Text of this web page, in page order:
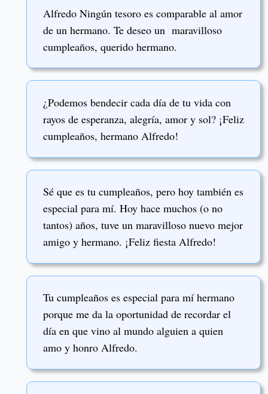
Alfredo Ningún tesoro es comparable al amor
de un hermano. Te deseo un maravilloso
cumpleaños, querido hermano.
¿Podemos bendecir cada día de tu vida con
rayos de esperanza, alegría, amor y sol? ¡Feliz
cumpleaños, hermano Alfredo!
Sé que es tu cumpleaños, pero hoy también es
especial para mí. Hoy hace muchos (o no
tantos) años, tuve un maravilloso nuevo mejor
amigo y hermano. ¡Feliz fiesta Alfredo!
Tu cumpleaños es especial para mí hermano
porque me da la oportunidad de recordar el
día en que vino al mundo alguien a quien
amo y honro Alfredo.